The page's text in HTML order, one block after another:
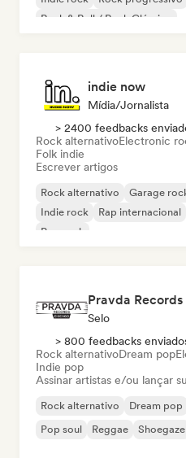
Rock & Roll / Rock Clássico
indie now
Mídia/Jornalista
> 2400 feedbacks
Rock alternativoElectronic
Folk indie
Escrever artigos
Rock alternativo Garage
Indie rock
Rap internacional
Pop rock
Pravda Records
Selo
> 800 feedbacks
Rock alternativoDream pop
Indie pop
Assinar artistas e/ou lançar
Rock alternativo Dream pop
Pop soul
Reggae Shoegaze